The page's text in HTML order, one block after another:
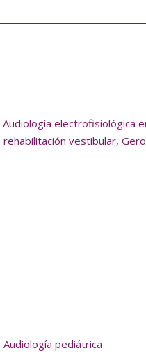
Audiología electrofisiológica
rehabilitación vestibular,
Audiología pediátrica